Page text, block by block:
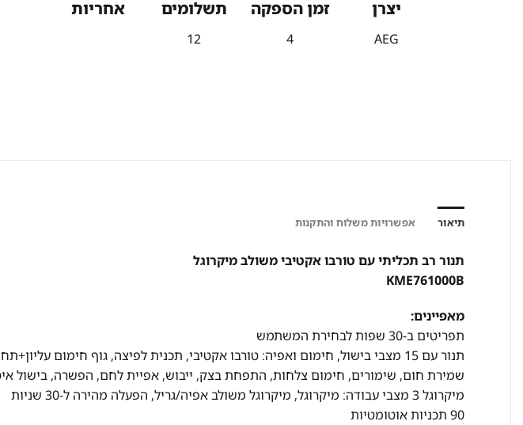
יצרן
AEG
זמן הספקה
4
תשלומים
12
אחריות
תיאור אפשרויות משלוח והתקנות
תנור רב תכליתי עם טורבו אקטיבי משולב מיקרוגל
KME761000B
מאפיינים:
תפריטים ב-30 שפות לבחירת המשתמש
תנור עם 15 מצבי בישול, חימום ואפיה: טורבו אקטיבי, תכנית לפיצה, גוף חימום
שמירת חום, שימורים, חימום צלחות, התפחת בצק, ייבוש, אפיית לחם, הפשרה, בישול
מיקרוגל 3 מצבי עבודה: מיקרוגל, מיקרוגל משולב אפיה/גריל, הפעלה מהירה ל-30 שניות
90 תכניות אוטומטיות